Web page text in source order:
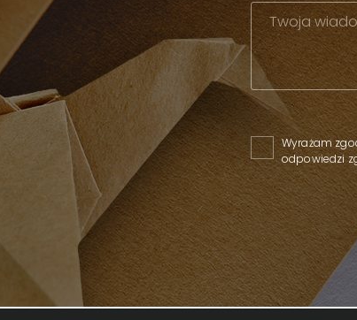
Please leave
Wyrażam
odpowiedzi